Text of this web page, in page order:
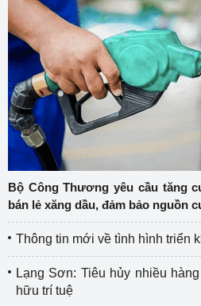
Bộ Công Thương yêu cầu tăng
bán lẻ xăng dầu, đảm bảo nguồn
Thông tin mới về tình hình triển
Lạng Sơn: Tiêu hủy nhiều
hữu trí tuệ